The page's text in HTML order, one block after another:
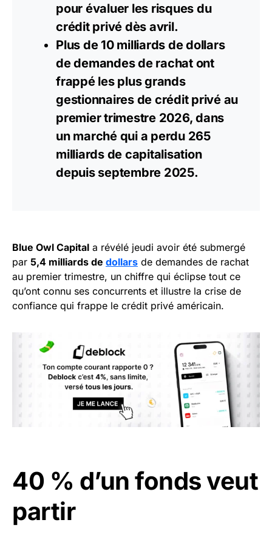
pour évaluer les risques du
crédit privé dès avril.
Plus de 10 milliards de dollars
de demandes de rachat ont
frappé les plus grands
gestionnaires de crédit privé au
premier trimestre 2026, dans
un marché qui a perdu 265
milliards de capitalisation
depuis septembre 2025.
Blue Owl Capital a révélé jeudi avoir été submergé
par 5,4 milliards de dollars de demandes de rachat
au premier trimestre, un chiffre qui éclipse tout ce
qu’ont connu ses concurrents et illustre la crise de
confiance qui frappe le crédit privé américain.
40 % d’un fonds veut
partir